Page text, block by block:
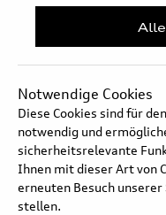
Notwendige Cookies
Diese Cookies sind für
notwendig und
sicherheitsrelevante
Ihnen mit dieser Art von
erneuten Besuch
stellen.